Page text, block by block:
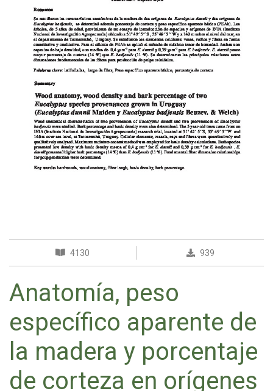
4130 939
Anatomía, peso
específico aparente de
la madera y porcentaje
de corteza en orígenes